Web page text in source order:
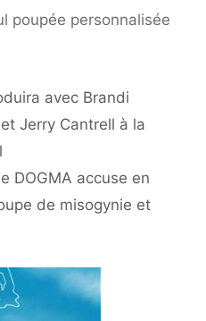
avec Brandi
Jerry Cantrell à la
DOGMA accuse en
de misogynie et